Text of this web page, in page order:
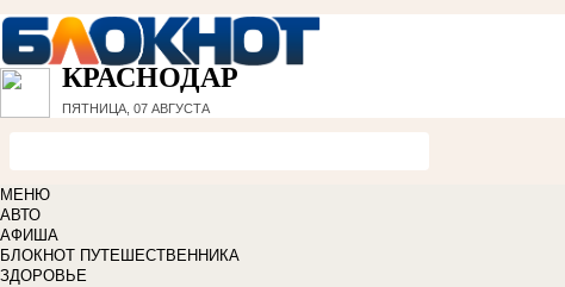
КРАСНОДАР
ПЯТНИЦА, 07 АВГУСТА
МЕНЮ
АВТО
АФИША
БЛОКНОТ ПУТЕШЕСТВЕННИКА
ЗДОРОВЬЕ